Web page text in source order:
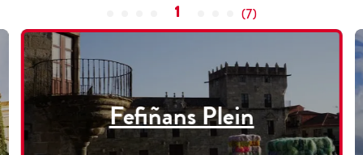
1 (7)
Fefiñans Plein